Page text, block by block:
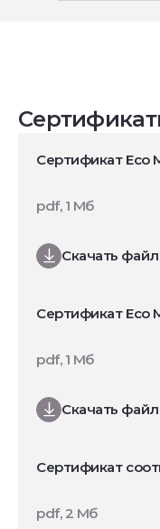
Сертификат Eco
Скачать файл
pdf, 1 Мб
Сертификат Eco
Скачать файл
pdf, 1 Мб
Сертификат
pdf, 2 Мб